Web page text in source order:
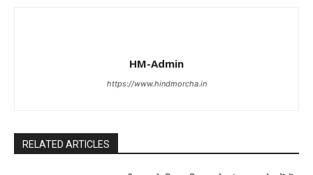
HM-Admin
https://www.hindmorcha.in
RELATED ARTICLES